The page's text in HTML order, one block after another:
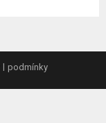
podmínky